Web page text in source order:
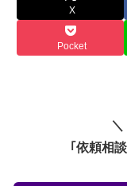
X
Pocket
｢依頼相